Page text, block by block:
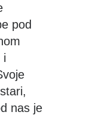
pod
i
nas je